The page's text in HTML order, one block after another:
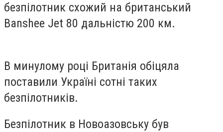
безпілотник схожий на британський
Banshee Jet 80 дальністю 200 км.
В минулому році Британія обіцяла
поставили Україні сотні таких
безпілотників.
Безпілотник в Новоазовську був